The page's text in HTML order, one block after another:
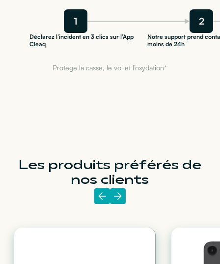
1 2
Déclarez l’incident en 3 clics sur l’App
Cleaq
Notre support prend
moins de 24h
Protège la casse, le vol et l’oxydation*
Les produits préférés de
nos clients